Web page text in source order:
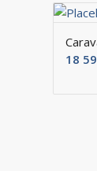
18